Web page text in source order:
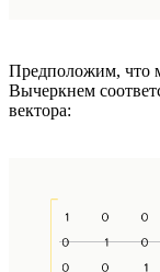
Предположим, что
Вычеркнем
вектора: